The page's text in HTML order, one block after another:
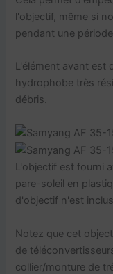
l'objectif, même si
pendant une
L'élément avant est
hydrophobe très
débris.
L'objectif est fourni
pare-soleil en
d'objectif n'est
Notez que cet
de
collier/monture de